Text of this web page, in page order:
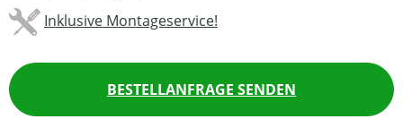
Inklusive Montageservice!
BESTELLANFRAGE SENDEN